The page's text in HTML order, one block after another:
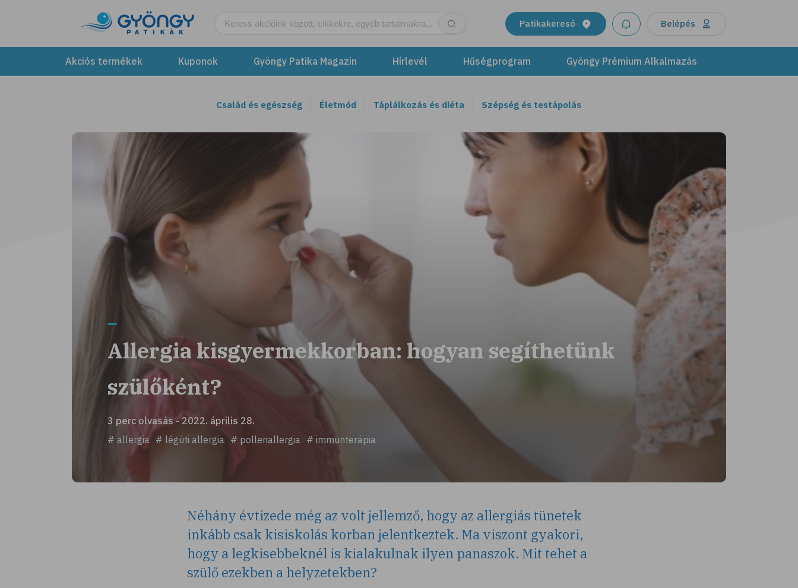
Patikakereső Belépés
Akciós termékek Kuponok Gyöngy Patika Magazin Hírlevél Hűségprogram Gyöngy Prémium Alkalmazás
Család és egészség Életmód Táplálkozás és diéta Szépség és testápolás
Allergia kisgyermekkorban: hogyan segíthetünk
szülőként?
3 perc olvasás - 2022. április 28.
# allergia # légúti allergia # pollenallergia # immunterápia
Néhány évtizede még az volt jellemző, hogy az allergiás tünetek
inkább csak kisiskolás korban jelentkeztek. Ma viszont gyakori,
hogy a legkisebbeknél is kialakulnak ilyen panaszok. Mit tehet a
szülő ezekben a helyzetekben?